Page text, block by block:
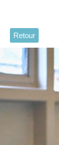
Retour